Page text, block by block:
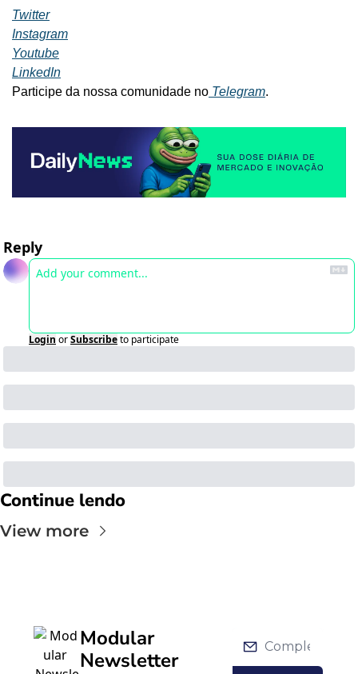
Twitter
Instagram
Youtube
LinkedIn
Participe da nossa comunidade no Telegram.
Reply
Login orSubscribeto participate
Continue lendo
View more
Modular
Newsletter